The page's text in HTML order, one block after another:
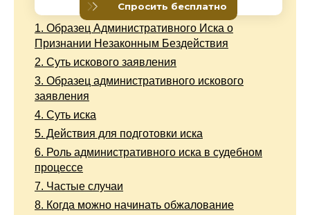
1. Образец Административного Иска о
Признании Незаконным Бездействия
2. Суть искового заявления
3. Образец административного искового
заявления
4. Суть иска
5. Действия для подготовки иска
6. Роль административного иска в судебном
процессе
7. Частые случаи
8. Когда можно начинать обжалование